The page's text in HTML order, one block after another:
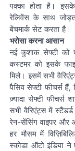
पक्का होता है।
रेलिवेंस के साथ
बेंचमार्क सेट करता है।
भरोसा करना आसान
नई कुशाक सेफ्टी को
कस्टमर को इसके
मिले। इसमें सभी
पैसिव सेफ्टी फीचर्स
ज़्यादा सेफ्टी फीचर्स
सभी वैरिएंट्स में स्टैंडर्ड
रेन-सेंसिंग वाइपर और
हर मौसम में
स्कोडा ऑटो इंडिया ने